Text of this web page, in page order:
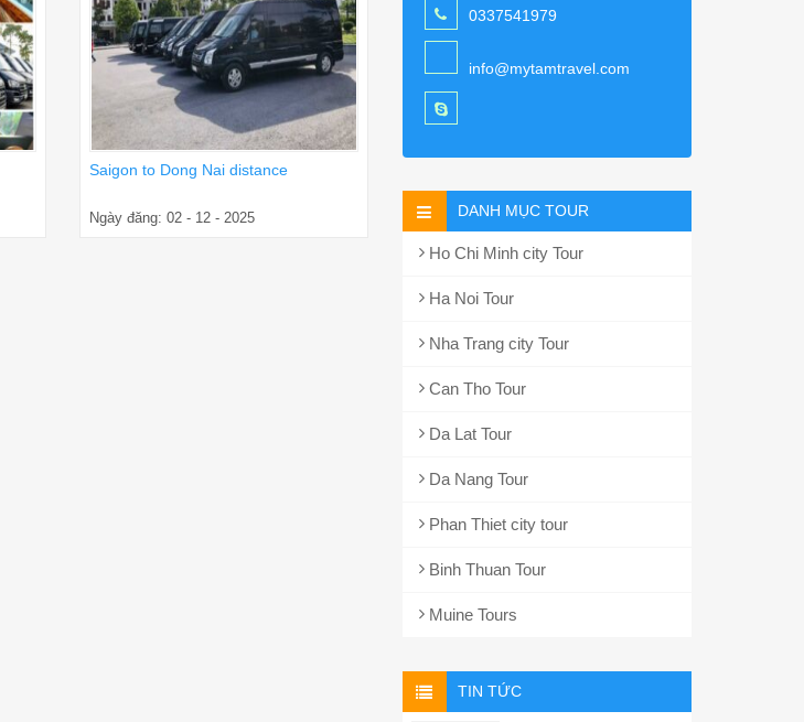
Saigon to Dong Nai distance
Ngày đăng: 02 - 12 - 2025
0337541979
info@mytamtravel.com
DANH MỤC TOUR
Ho Chi Minh city Tour
Ha Noi Tour
Nha Trang city Tour
Can Tho Tour
Da Lat Tour
Da Nang Tour
Phan Thiet city tour
Binh Thuan Tour
Muine Tours
TIN TỨC